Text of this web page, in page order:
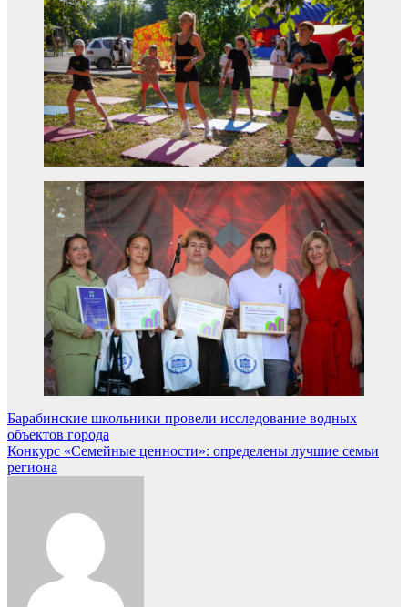
Навигация
по
записям
Барабинские школьники провели исследование водных
объектов города
Конкурс «Семейные ценности»: определены лучшие семьи
региона